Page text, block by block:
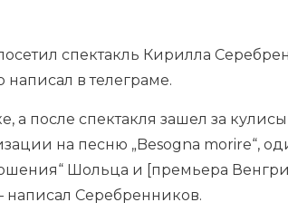
спектакль Кирилла
в телеграме.
а после спектакля зашел за
на песню „Besogna morire“,
Шольца и [премьера
Серебренников.